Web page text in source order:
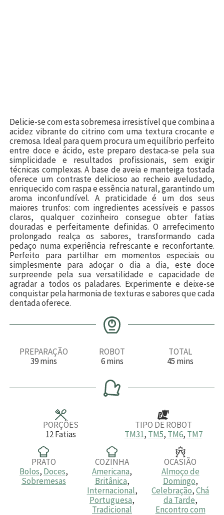
Delicie-se com esta sobremesa irresistível que combina a
acidez vibrante do citrino com uma textura crocante e
cremosa. Ideal para quem procura um equilíbrio perfeito
entre doce e ácido, este preparo destaca-se pela sua
simplicidade e resultados profissionais, sem exigir
técnicas complexas. A base de aveia e manteiga tostada
oferece um contraste delicioso ao recheio aveludado,
enriquecido com raspa e essência natural, garantindo um
aroma inconfundível. A praticidade é um dos seus
maiores trunfos: com ingredientes acessíveis e passos
claros, qualquer cozinheiro consegue obter fatias
douradas e perfeitamente definidas. O arrefecimento
prolongado realça os sabores, transformando cada
pedaço numa experiência refrescante e reconfortante.
Perfeito para partilhar em momentos especiais ou
simplesmente para adoçar o dia a dia, este doce
surpreende pela sua versatilidade e capacidade de
agradar a todos os paladares. Experimente e deixe-se
conquistar pela harmonia de texturas e sabores que cada
dentada oferece.
PREPARAÇÃO
39m
u
mins
ROBOT
6m
n
u
t
mins
TOTAL
45 m
u
mins
PORÇÕES
12Fatias
TIPO DE ROBOT
TM31, TM5, TM6, TM7
PRATO
Bolos, Doces,
Sobremesas
COZINHA
Americana,
Britânica,
Internacional,
Portuguesa,
Tradicional
OCASIÃO
Almoço de
Domingo,
Celebração,Chá
da Tarde,
Encontro com